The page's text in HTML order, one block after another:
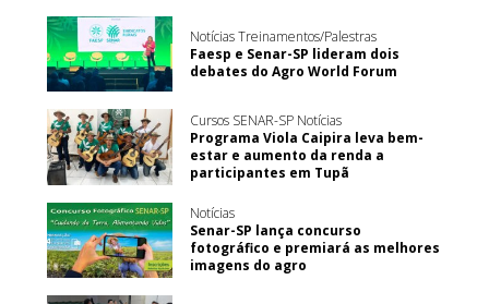
Notícias Treinamentos/Palestras
Faesp e Senar-SP lideram dois
debates do Agro World Forum
Cursos SENAR-SP Notícias
Programa Viola Caipira leva bem-
estar e aumento da renda a
participantes em Tupã
Notícias
Senar-SP lança concurso
fotográfico e premiará as melhores
imagens do agro